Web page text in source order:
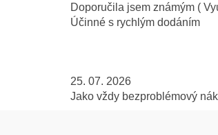
Doporučila jsem známým (
Účinné s rychlým dodáním
25. 07. 2026
Jako vždy bezproblémový